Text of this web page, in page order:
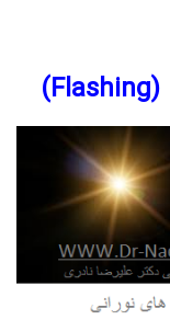
(Flashing)